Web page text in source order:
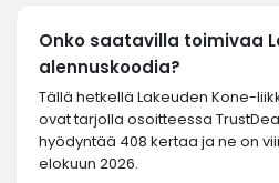
Onko saatavilla toimivaa
alennuskoodia?
Tällä hetkellä Lakeuden Kone-
ovat tarjolla osoitteessa
hyödyntää 408 kertaa ja ne on
elokuun 2026.